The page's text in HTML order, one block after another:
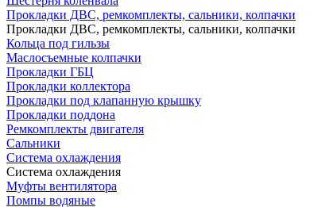
Прокладки ДВС, ремкомплекты, сальники, колпачки
Прокладки ДВС, ремкомплекты, сальники, колпачки
Кольца под гильзы
Маслосъемные колпачки
Прокладки ГБЦ
Прокладки коллектора
Прокладки под клапанную крышку
Прокладки поддона
Ремкомплекты двигателя
Сальники
Система охлаждения
Система охлаждения
Муфты вентилятора
Помпы водяные